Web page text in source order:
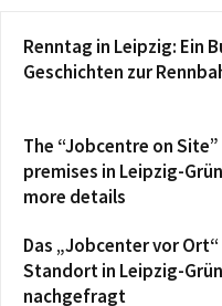
Renntag in Leipzig: Ein
Geschichten zur
The “Jobcentre on
premises in Leipzig-
more details
Das „Jobcenter vor
Standort in Leipzig-
nachgefragt